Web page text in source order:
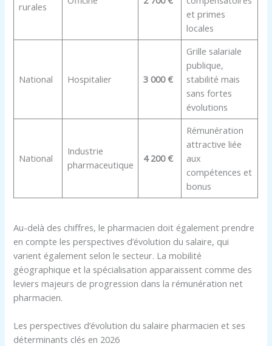
rurales
et primes
locales
National Hospitalier 3 000 €
Grille salariale
publique,
stabilité mais
sans fortes
évolutions
National
Industrie
pharmaceutique
4 200 €
Rémunération
attractive liée
aux
compétences et
bonus
Au-delà des chiffres, le pharmacien doit également prendre
en compte les perspectives d’évolution du salaire, qui
varient également selon le secteur. La mobilité
géographique et la spécialisation apparaissent comme des
leviers majeurs de progression dans la rémunération net
pharmacien.
Les perspectives d’évolution du salaire pharmacien et ses
déterminants clés en 2026